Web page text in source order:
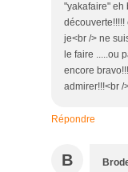
"yakafaire"
je<br /> ne
le faire .....ou
encore
admirer!!!<br /
Répondre
B